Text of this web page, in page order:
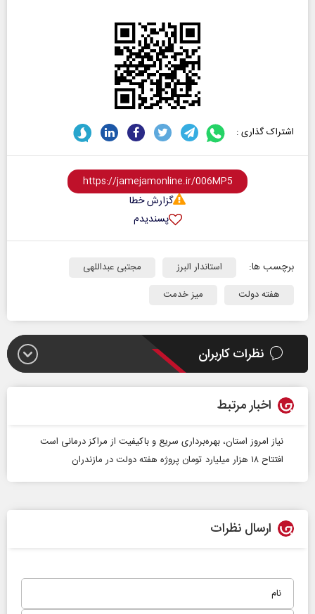
اشتراک گذاری :
گزارش خطا
پسندیدم
برچسب ها: استاندار البرز
مجتبی عبداللهی
هفته دولت
میز خدمت
نظرات کاربران
اخبار مرتبط
نیاز امروز استان، بهره‌برداری سریع و باکیفیت از مراکز درمانی است
افتتاح ۱۸ هزار میلیارد تومان پروژه هفته دولت در مازندران
ارسال نظرات